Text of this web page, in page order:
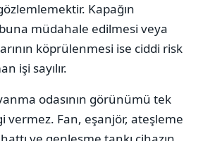
Kapağın
müdahale edilmesi veya
köprülenmesi ise ciddi risk
işi sayılır.
odasının görünümü tek
vermez. Fan, eşanjör, ateşleme